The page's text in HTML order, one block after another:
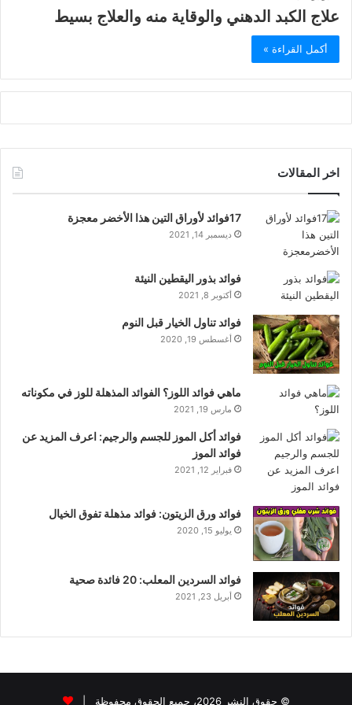
علاج الكبد الدهني والوقاية منه والعلاج بسيط
أكمل القراءة »
اخر المقالات
17فوائد لأوراق التين هذا الأخضر معجزة
ديسمبر 14, 2021
فوائد بذور اليقطين النيئة
أكتوبر 8, 2021
فوائد تناول الخيار قبل النوم
أغسطس 19, 2020
ماهي فوائد اللوز؟ الفوائد المذهلة للوز في مكوناته
مارس 19, 2021
فوائد أكل الموز للجسم والرجيم: اعرف المزيد عن
فوائد الموز
فبراير 12, 2021
فوائد ورق الزيتون: فوائد مذهلة تفوق الخيال
يوليو 15, 2020
فوائد السردين المعلب: 20 فائدة صحية
أبريل 23, 2021
© حقوق النشر 2026، جميع الحقوق محفوظة |